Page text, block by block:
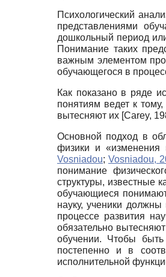
Психологический
представлениями
дошкольный период
Понимание таких
важным элементом
обучающегося в
Как показано в ряде
понятиям ведет к
вытесняют их [Carey,
Основной подход в
физики и «изменения
Vosniadou; Vosniadou,
понимание
структуры, известные
обучающиеся
науку, ученики
процессе развития
обязательно
обучении. Чтобы
постепенно и в
исполнительной